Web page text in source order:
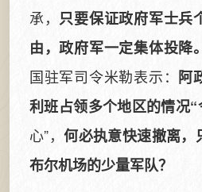
承， 只要保证政府军士兵
由，政府军一定集体投降。
国驻军司令米勒表示： 阿
利班占领多个地区的情况“
心”，何必执意快速撤离，
布尔机场的少量军队？